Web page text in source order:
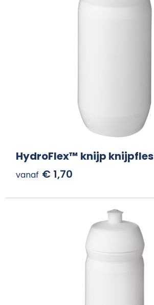
HydroFlex™ knijp
vanaf € 1,70